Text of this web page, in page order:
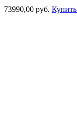
73990,00 руб.